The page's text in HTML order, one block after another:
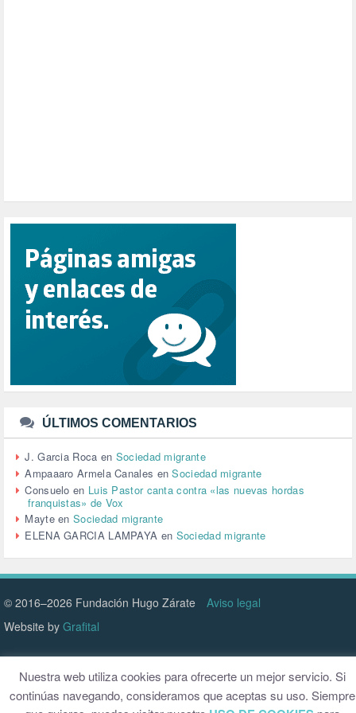
PUERTO DE VALENCIA (1)
RACISMO (1)
RELIGIÓN (114)
REPUBLICA (1)
SALUD (108)
SENSIBILIZACIÓN (576)
SINDICATOS (12)
TTIP (6)
URBANISMO (1)
URBANIZACIÓN (1)
VEJEZ (1)
VENEZUELA (3)
VENEZULA (1)
VIAJES (1)
VIOLENCIA (2)
VIOLENCIA DE GÉNERO (223)
VIVIENDA (9)
VOLODIMIR ZELENSKY (1)
ÚLTIMOS COMENTARIOS
J. Garcia Roca en Sociedad migrante
Ampaaaro Armela Canales enSociedad migrante
Consuelo en Luis Pastor canta contra «las nuevas hordas
franquistas» de Vox
MayteenSociedad migrante
ELENA GARCIA LAMPAYA en Sociedad migrante
© 2016–2026 Fundación Hugo Zárate
Aviso legal
Website by Grafital
Nuestra web utiliza cookies para ofrecerte un mejor servicio. Si
continúas navegando, consideramos que aceptas su uso. Siempre